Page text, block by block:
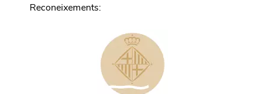
Reconeixements: